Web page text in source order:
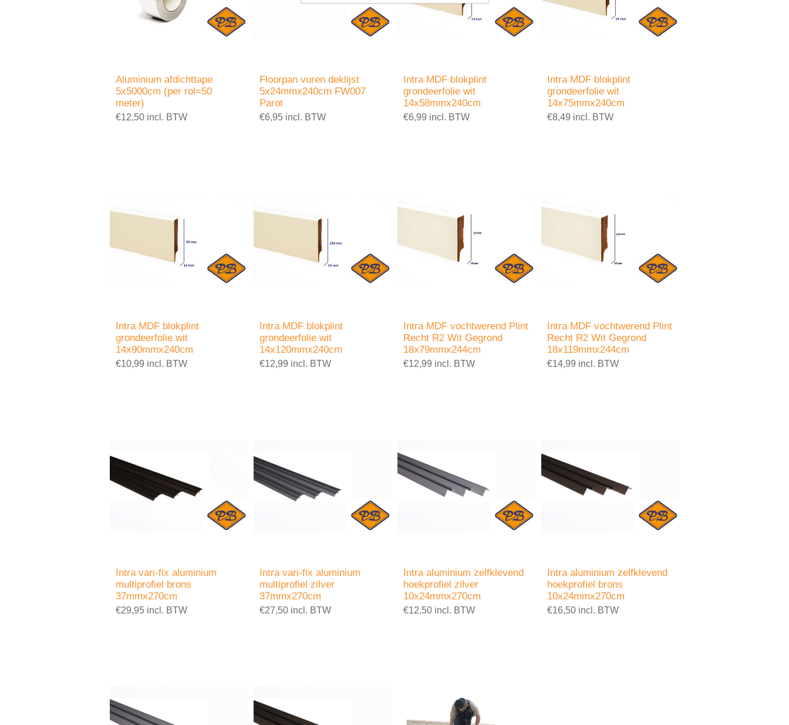
Aluminium afdichttape
5x5000cm (per rol=50
meter)
€12,50 incl. BTW
Floorpan vuren deklijst
5x24mmx240cm FW007
Parot
€6,95 incl. BTW
Intra MDF blokplint
grondeerfolie wit
14x58mmx240cm
€6,99 incl. BTW
Intra MDF blokplint
grondeerfolie wit
14x75mmx240cm
€8,49 incl. BTW
Intra MDF blokplint
grondeerfolie wit
14x90mmx240cm
€10,99 incl. BTW
Intra MDF blokplint
grondeerfolie wit
14x120mmx240cm
€12,99 incl. BTW
Intra MDF vochtwerend Plint
Recht R2 Wit Gegrond
18x79mmx244cm
€12,99 incl. BTW
Intra MDF vochtwerend Plint
Recht R2 Wit Gegrond
18x119mmx244cm
€14,99 incl. BTW
Intra vari-fix aluminium
multiprofiel brons
37mmx270cm
€29,95 incl. BTW
Intra vari-fix aluminium
multiprofiel zilver
37mmx270cm
€27,50 incl. BTW
Intra aluminium zelfklevend
hoekprofiel zilver
10x24mmx270cm
€12,50 incl. BTW
Intra aluminium zelfklevend
hoekprofiel brons
10x24mmx270cm
€16,50 incl. BTW